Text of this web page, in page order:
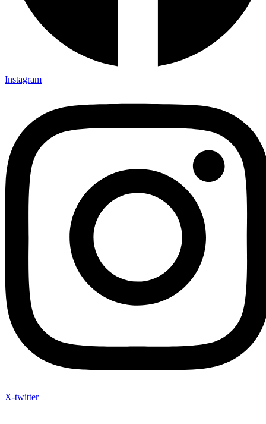
Instagram
X-twitter